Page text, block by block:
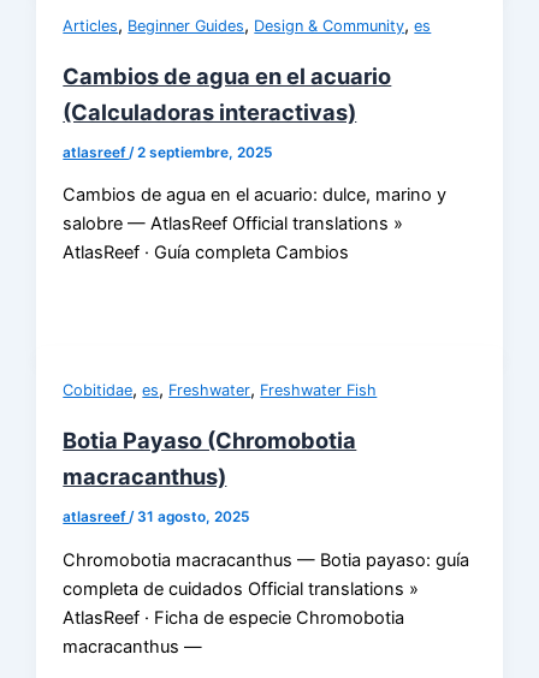
Articles, Beginner Guides, Design & Community,es
Cambios de agua en el acuario
(Calculadoras interactivas)
atlasreef /2 septiembre, 2025
Cambios de agua en el acuario: dulce, marino y
salobre — AtlasReef Official translations »
AtlasReef · Guía completa Cambios
Cobitidae,es, Freshwater, Freshwater Fish
Botia Payaso (Chromobotia
macracanthus)
atlasreef/31 agosto, 2025
Chromobotia macracanthus — Botia payaso: guía
completa de cuidados Official translations »
AtlasReef · Ficha de especie Chromobotia
macracanthus —